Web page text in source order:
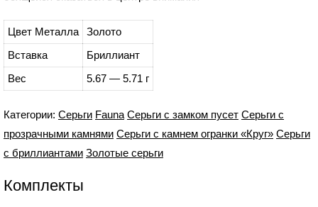
Цвет Металла
Золото
Вставка
Бриллиант
Вес
5.67 — 5.71 г
Категории: Серьги Fauna Серьги с замком пусет Серьги с
прозрачными камнями Серьги с камнем огранки «Круг» Серьги
с бриллиантами Золотые серьги
Комплекты